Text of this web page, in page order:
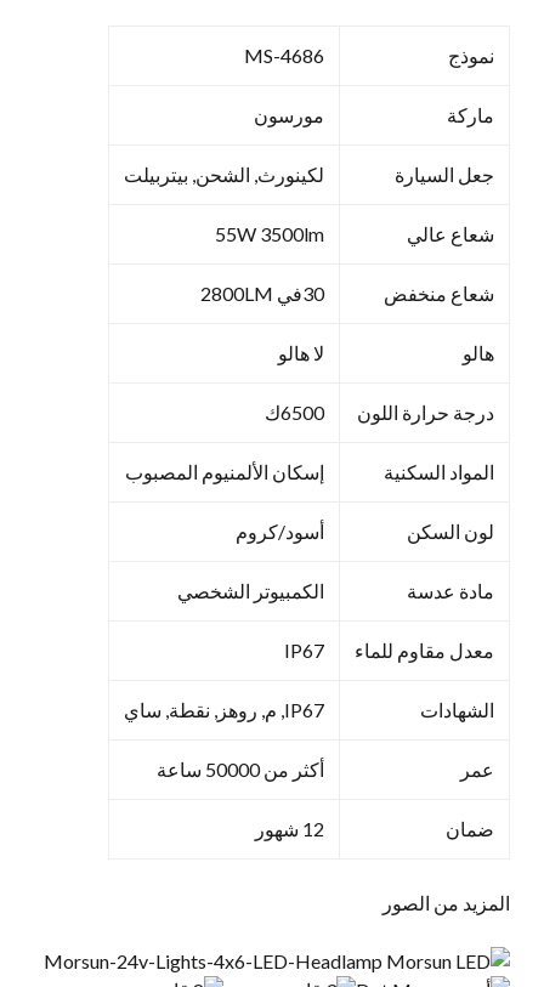
نموذج MS-4686
ماركة مورسون
جعل السيارة لكينورث, الشحن, بيتربيلت
شعاع عالي 55W 3500lm
شعاع منخفض 30في 2800LM
هالو لا هالو
درجة حرارة اللون 6500ك
المواد السكنية إسكان الألمنيوم المصبوب
لون السكن أسود/كروم
مادة عدسة الكمبيوتر الشخصي
معدل مقاوم للماء IP67
الشهادات IP67, م, روهز, نقطة, ساي
عمر أكثر من 50000 ساعة
ضمان 12 شهور
المزيد من الصور